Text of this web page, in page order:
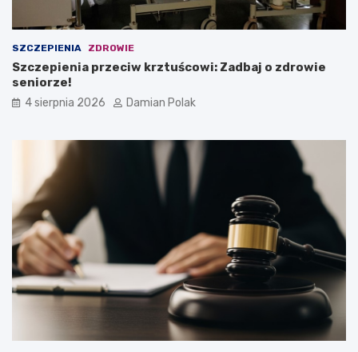
SZCZEPIENIA ZDROWIE
Szczepienia przeciw krztuścowi: Zadbaj o zdrowie
seniorze!
4 sierpnia 2026 Damian Polak